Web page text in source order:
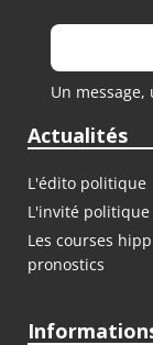
Un
Actualités
L'édito politique
L'invité politique
Les courses
pronostics